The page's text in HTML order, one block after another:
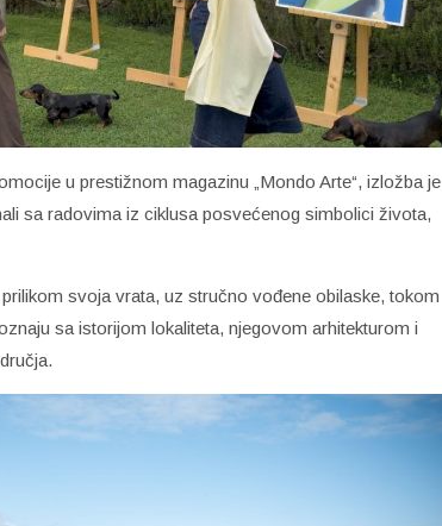
u prestižnom magazinu „Mondo Arte“, izložba je
sa radovima iz ciklusa posvećenog simbolici života,
svoja vrata, uz stručno vođene obilaske, tokom
sa istorijom lokaliteta, njegovom arhitekturom i